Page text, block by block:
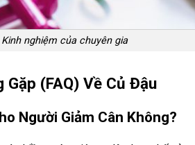
Kinh nghiệm của chuyên gia
Gặp (FAQ) Về Củ Đậu
Người Giảm Cân Không?